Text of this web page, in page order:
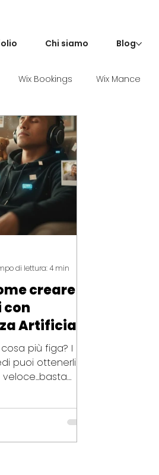
Chi siamo Blog
Wix Bookings Wix Mance
creare
Artificiale
più figa? I
puoi ottenerli in
più
di lettura: 4 min